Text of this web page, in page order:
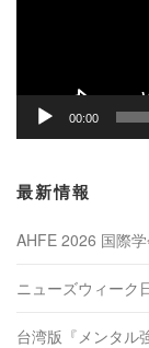
00:00
最新情報
AHFE 2026 国際
ニューズウィーク
台湾版『メンタル